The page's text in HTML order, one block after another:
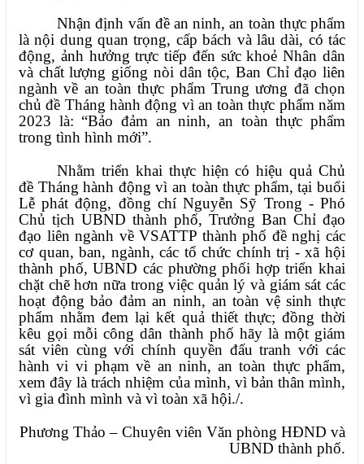
Nhận định vấn đề an ninh, an toàn thực phẩm
là nội dung quan trọng, cấp bách và lâu dài, có tác
động, ảnh hưởng trực tiếp đến sức khoẻ Nhân dân
và chất lượng giống nòi dân tộc, Ban Chỉ đạo liên
ngành về an toàn thực phẩm Trung ương đã chọn
chủ đề Tháng hành động vì an toàn thực phẩm năm
2023 là: “Bảo đảm an ninh, an toàn thực phẩm
trong tình hình mới”.
Nhằm triển khai thực hiện có hiệu quả Chủ
đề Tháng hành động vì an toàn thực phẩm, tại buổi
Lễ phát động, đồng chí Nguyễn Sỹ Trong - Phó
Chủ tịch UBND thành phố, Trưởng Ban Chỉ đạo
đạo liên ngành về VSATTP thành phố đề nghị các
cơ quan, ban, ngành, các tổ chức chính trị - xã hội
thành phố, UBND các phường phối hợp triển khai
chặt chẽ hơn nữa trong việc quản lý và giám sát các
hoạt động bảo đảm an ninh, an toàn vệ sinh thực
phẩm nhằm đem lại kết quả thiết thực; đồng thời
kêu gọi mỗi công dân thành phố hãy là một giám
sát viên cùng với chính quyền đấu tranh với các
hành vi vi phạm về an ninh, an toàn thực phẩm,
xem đây là trách nhiệm của mình, vì bản thân mình,
vì gia đình mình và vì toàn xã hội./.
Phương Thảo – Chuyên viên Văn phòng HĐND và
UBND thành phố.